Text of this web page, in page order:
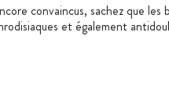
convaincus, sachez que
et également